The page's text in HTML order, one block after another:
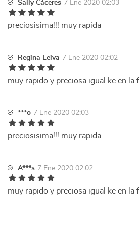
Sally Cáceres 7 Ene 2020 02:03
preciosisima!!! muy rapida
Regina Leiva 7 Ene 2020 02:02
muy rapido y preciosa igual ke en la
***o 7 Ene 2020 02:03
preciosisima!!! muy rapida
A***s 7 Ene 2020 02:02
muy rapido y preciosa igual ke en la